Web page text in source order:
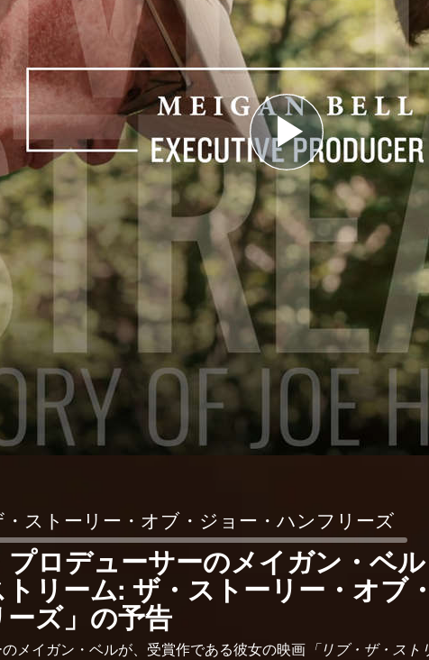
Play
ストーリー・オブ・ジョー・ハンフリーズ
ロデューサーのメイガン・ベル
リーム: ザ・ストーリー・オブ・
ズ」の予告
メイガン・ベルが、受賞作である彼女の映画 「リブ・ザ・スト